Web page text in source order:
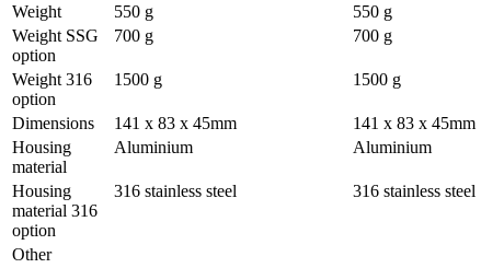
Weight
550 g 550 g
Weight SSG
option
700 g 700 g
Weight 316
option
1500 g 1500 g
Dimensions 141 x 83 x 45mm 141 x 83 x 45mm
Housing
material
Aluminium Aluminium
Housing
material 316
option
316 stainless steel 316 stainless steel
Other